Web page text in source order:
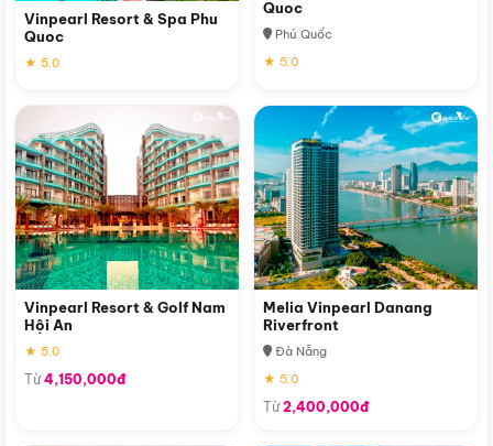
Vinpearl Resort & Spa Phu
Quoc
★ 5.0
Quoc
Phú Quốc
★ 5.0
Vinpearl Resort & Golf Nam
Hội An
★ 5.0
Từ4,150,000đ
Melia Vinpearl Danang
Riverfront
Đà Nẵng
★ 5.0
Từ2,400,000đ